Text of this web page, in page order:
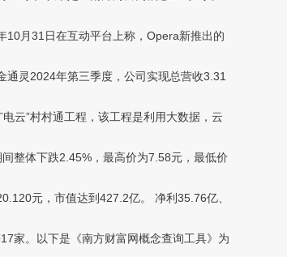
月31日在互动平台上称，Opera新推出的
灵2024年第三季度，公司实现总营收3.31
云”村村通工程，该工程是利用大数据，云
整体下跌2.45%，最高价为7.58元，最低价
元，市值达到427.2亿。 净利35.76亿、
家。以下是《南方财富网概念查询工具》为